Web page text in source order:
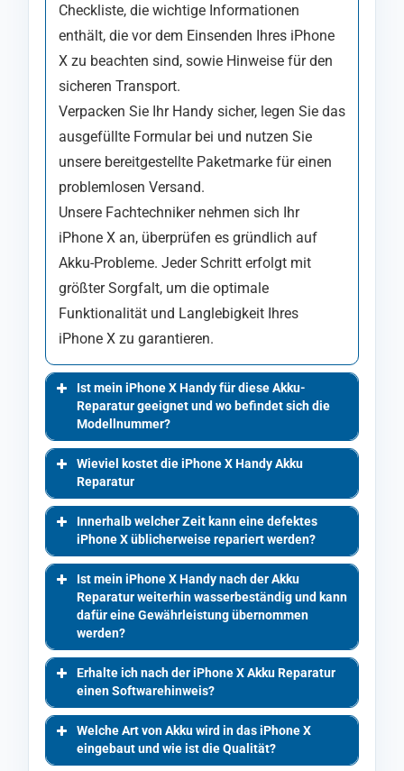
Checkliste, die wichtige Informationen
enthält, die vor dem Einsenden Ihres iPhone
X zu beachten sind, sowie Hinweise für den
sicheren Transport.
Verpacken Sie Ihr Handy sicher, legen Sie das
ausgefüllte Formular bei und nutzen Sie
unsere bereitgestellte Paketmarke für einen
problemlosen Versand.
Unsere Fachtechniker nehmen sich Ihr
iPhone X an, überprüfen es gründlich auf
Akku-Probleme. Jeder Schritt erfolgt mit
größter Sorgfalt, um die optimale
Funktionalität und Langlebigkeit Ihres
iPhone X zu garantieren.
Ist mein iPhone X Handy für diese Akku-
Reparatur geeignet und wo befindet sich die
Modellnummer?
Wieviel kostet die iPhone X Handy Akku
Reparatur
Innerhalb welcher Zeit kann eine defektes
iPhone X üblicherweise repariert werden?
Ist mein iPhone X Handy nach der Akku
Reparatur weiterhin wasserbeständig und kann
dafür eine Gewährleistung übernommen
werden?
Erhalte ich nach der iPhone X Akku Reparatur
einen Softwarehinweis?
Welche Art von Akku wird in das iPhone X
eingebaut und wie ist die Qualität?